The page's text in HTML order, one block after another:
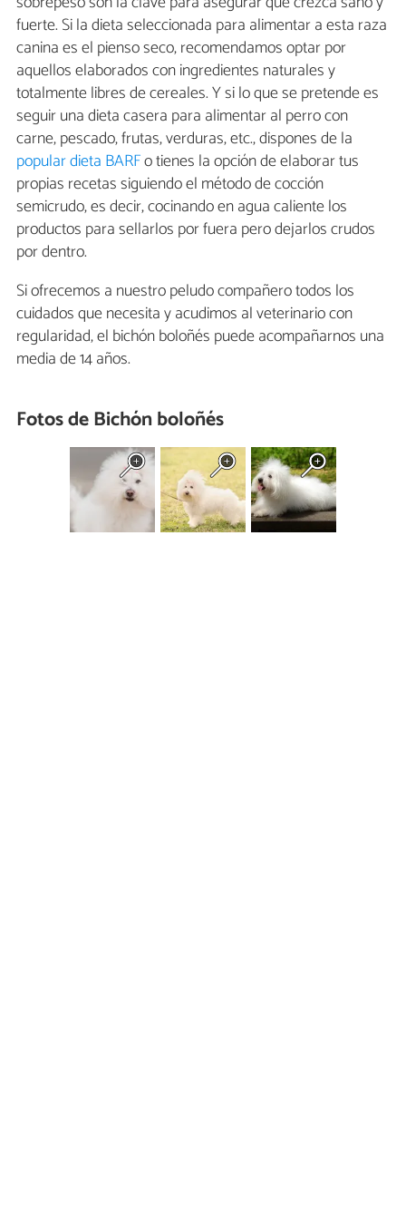
fuerte. Si la dieta seleccionada para alimentar a esta raza
canina es el pienso seco, recomendamos optar por
aquellos elaborados con ingredientes naturales y
totalmente libres de cereales. Y si lo que se pretende es
seguir una dieta casera para alimentar al perro con
carne, pescado, frutas, verduras, etc., dispones de la
popular dieta BARFo tienes la opción de elaborar tus
propias recetas siguiendo el método de cocción
semicrudo, es decir, cocinando en agua caliente los
productos para sellarlos por fuera pero dejarlos crudos
por dentro.
Si ofrecemos a nuestro peludo compañero todos los
cuidados que necesita y acudimos al veterinario con
regularidad, el bichón boloñés puede acompañarnos una
media de 14 años.
Fotos de Bichón boloñés